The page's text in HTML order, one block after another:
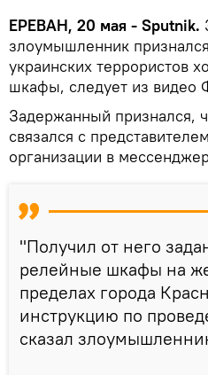
ЕРЕВАН, 20 мая - Sputnik.
злоумышленник
украинских террористов
шкафы, следует из видео
Задержанный признался,
связался с
организации в
"Получил от него
релейные шкафы на
пределах города
инструкцию по
сказал